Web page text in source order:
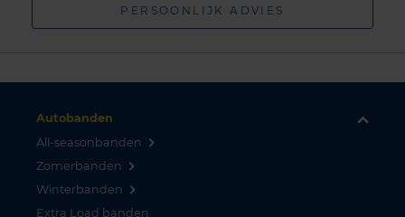
PERSOONLIJK ADVIES
Autobanden
All-seasonbanden
Zomerbanden
Winterbanden
Extra Load banden